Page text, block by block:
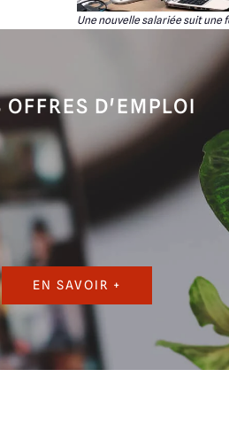
Une nouvelle salariée suit
OFFRES D'EMPLOI
EN SAVOIR +